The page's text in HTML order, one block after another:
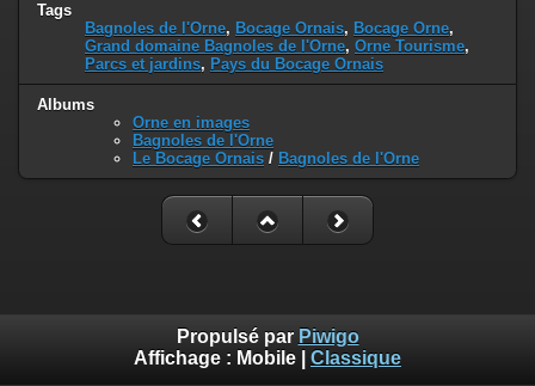
Tags
Bagnoles de l'Orne, Bocage Ornais, Bocage Orne,
Grand domaine Bagnoles de l'Orne, Orne Tourisme,
Parcs et jardins, Pays du Bocage Ornais
Albums
Orne en images
Bagnoles de l'Orne
Le Bocage Ornais / Bagnoles de l'Orne
Propulsé par Piwigo
Affichage : Mobile Classique